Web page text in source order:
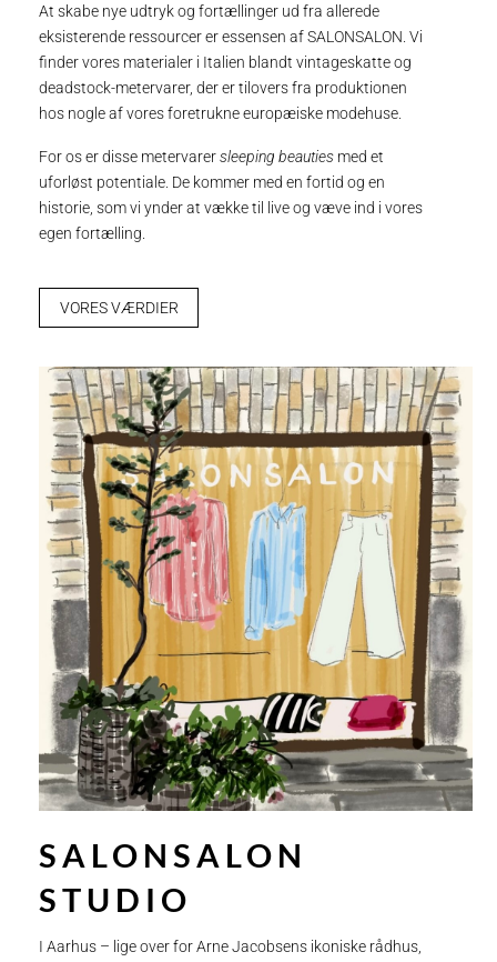
At skabe nye udtryk og fortællinger ud fra allerede
eksisterende ressourcer er essensen af SALONSALON. Vi
finder vores materialer i Italien blandt vintageskatte og
deadstock-metervarer, der er tilovers fra produktionen
hos nogle af vores foretrukne europæiske modehuse.
For os er disse metervarersleeping beauties med et
uforløst potentiale. De kommer med en fortid og en
historie, som vi ynder at vække til live og væve ind i vores
egen fortælling.
VORES VÆRDIER
SALONSALON
STUDIO
I Aarhus – lige over for Arne Jacobsens ikoniske rådhus,